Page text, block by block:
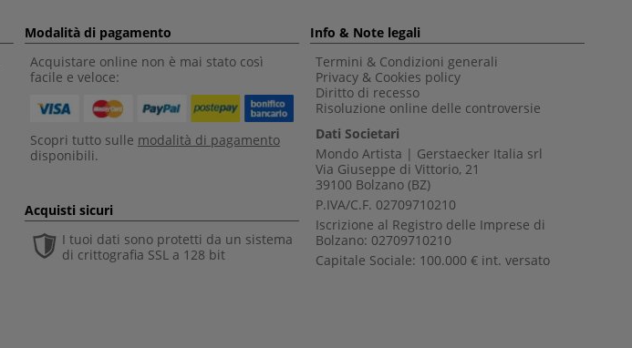
Modalità di pagamento
Acquistare online non è mai stato così
facile e veloce:
Scopri tutto sulle modalità di pagamento
disponibili.
Info & Note legali
Termini & Condizioni generali
Privacy & Cookies policy
Diritto di recesso
Risoluzione online delle controversie
Dati Societari
Mondo Artista | Gerstaecker Italia srl
Via Giuseppe di Vittorio, 21
39100 Bolzano (BZ)
P.IVA/C.F. 02709710210
Iscrizione al Registro delle Imprese di
Bolzano: 02709710210
Capitale Sociale: 100.000 € int. versato
Acquisti sicuri
I tuoi dati sono protetti da un sistema
di crittografia SSL a 128 bit